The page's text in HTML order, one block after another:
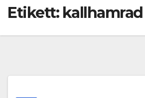
Etikett: kallhamrad